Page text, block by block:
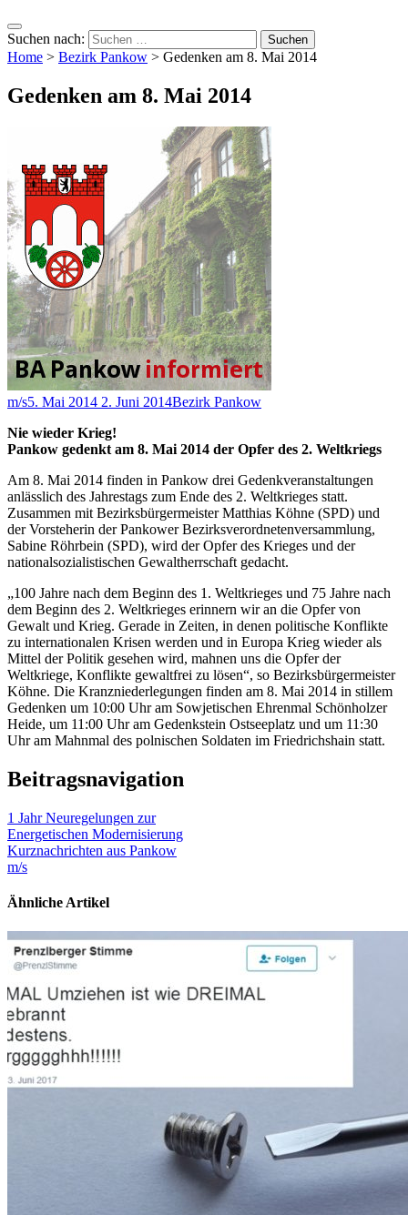
Suchen nach:
Home > Bezirk Pankow > Gedenken am 8. Mai 2014
Gedenken am 8. Mai 2014
m/s5. Mai 2014 2. Juni 2014Bezirk Pankow
Nie wieder Krieg!
Pankow gedenkt am 8. Mai 2014 der Opfer des 2. Weltkriegs
Am 8. Mai 2014 finden in Pankow drei Gedenkveranstaltungen
anlässlich des Jahrestags zum Ende des 2. Weltkrieges statt.
Zusammen mit Bezirksbürgermeister Matthias Köhne (SPD) und
der Vorsteherin der Pankower Bezirksverordnetenversammlung,
Sabine Röhrbein (SPD), wird der Opfer des Krieges und der
nationalsozialistischen Gewaltherrschaft gedacht.
„100 Jahre nach dem Beginn des 1. Weltkrieges und 75 Jahre nach
dem Beginn des 2. Weltkrieges erinnern wir an die Opfer von
Gewalt und Krieg. Gerade in Zeiten, in denen politische Konflikte
zu internationalen Krisen werden und in Europa Krieg wieder als
Mittel der Politik gesehen wird, mahnen uns die Opfer der
Weltkriege, Konflikte gewaltfrei zu lösen“, so Bezirksbürgermeister
Köhne. Die Kranzniederlegungen finden am 8. Mai 2014 in stillem
Gedenken um 10:00 Uhr am Sowjetischen Ehrenmal Schönholzer
Heide, um 11:00 Uhr am Gedenkstein Ostseeplatz und um 11:30
Uhr am Mahnmal des polnischen Soldaten im Friedrichshain statt.
Beitragsnavigation
1 Jahr Neuregelungen zur
Energetischen Modernisierung
Kurznachrichten aus Pankow
m/s
Ähnliche Artikel